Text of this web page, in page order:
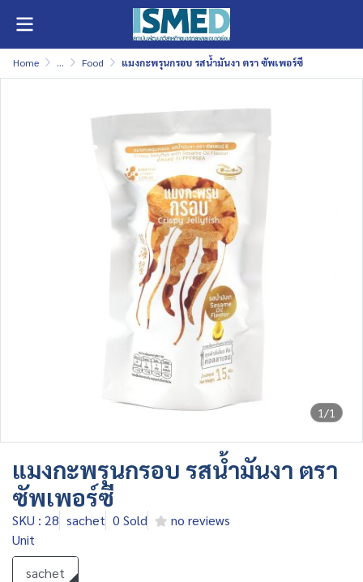
Home ... Food แมงกะพรุนกรอบ รสน้ำมันงา ตรา ซัพเพอร์ซี
1/1
แมงกะพรุนกรอบ รสน้ำมันงา ตรา
ซัพเพอร์ซี
SKU : 28 sachet 0 Sold
no reviews
Unit
sachet